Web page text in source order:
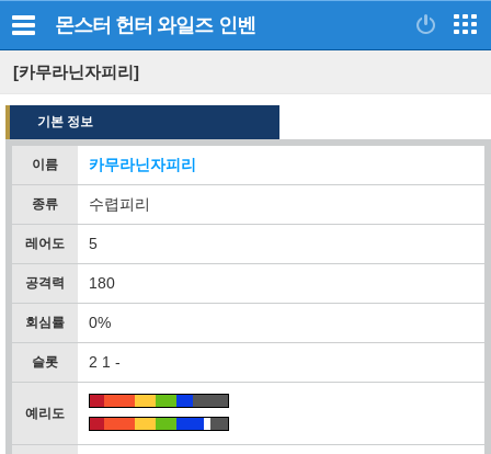
몬스터 헌터 와일즈 인벤
[카무라닌자피리]
기본 정보
이름 카무라닌자피리
종류 수렵피리
레어도 5
공격력 180
회심률 0%
슬롯 2 1 -
예리도